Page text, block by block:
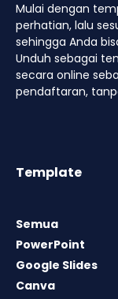
Mulai dengan
perhatian, lalu
sehingga Anda
Unduh sebagai
secara online
pendaftaran,
Template
Semua
PowerPoint
Google Slides
Canva